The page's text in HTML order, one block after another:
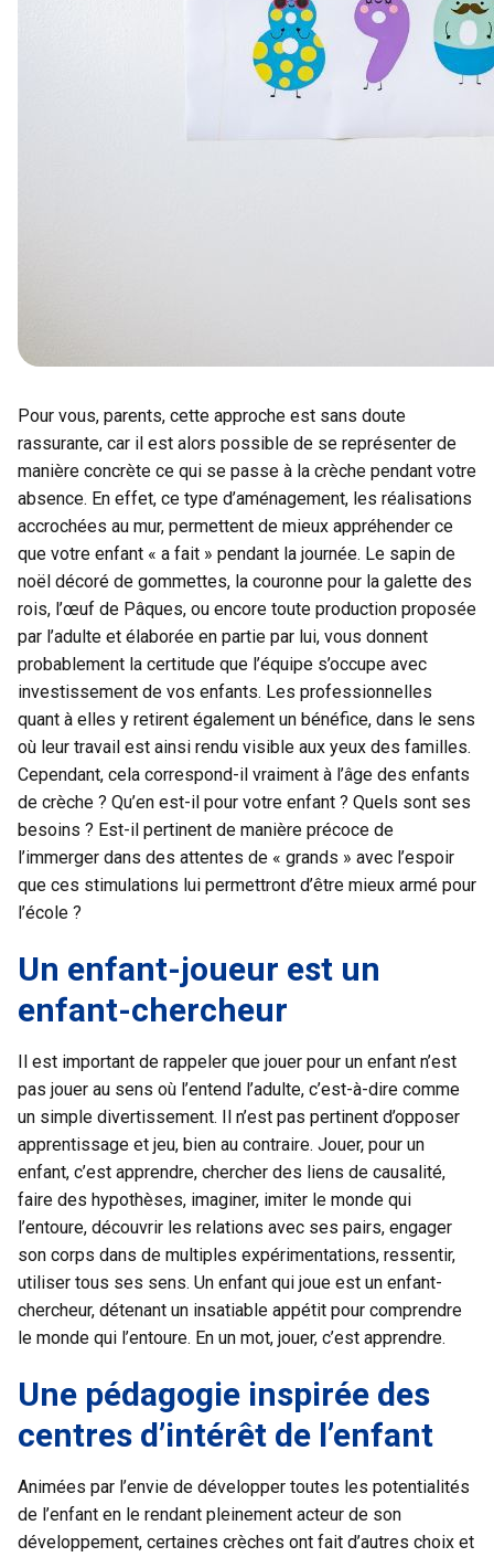
Pour vous, parents, cette approche est sans doute
rassurante, car il est alors possible de se représenter de
manière concrète ce qui se passe à la crèche pendant votre
absence. En effet, ce type d’aménagement, les réalisations
accrochées au mur, permettent de mieux appréhender ce
que votre enfant « a fait » pendant la journée. Le sapin de
noël décoré de gommettes, la couronne pour la galette des
rois, l’œuf de Pâques, ou encore toute production proposée
par l’adulte et élaborée en partie par lui, vous donnent
probablement la certitude que l’équipe s’occupe avec
investissement de vos enfants. Les professionnelles
quant à elles y retirent également un bénéfice, dans le sens
où leur travail est ainsi rendu visible aux yeux des familles.
Cependant, cela correspond-il vraiment à l’âge des enfants
de crèche ? Qu’en est-il pour votre enfant ? Quels sont ses
besoins ? Est-il pertinent de manière précoce de
l’immerger dans des attentes de « grands » avec l’espoir
que ces stimulations lui permettront d’être mieux armé pour
l’école ?
Un enfant-joueur est un
enfant-chercheur
Il est important de rappeler que jouer pour un enfant n’est
pas jouer au sens où l’entend l’adulte, c’est-à-dire comme
un simple divertissement. Il n’est pas pertinent d’opposer
apprentissage et jeu, bien au contraire. Jouer, pour un
enfant, c’est apprendre, chercher des liens de causalité,
faire des hypothèses, imaginer, imiter le monde qui
l’entoure, découvrir les relations avec ses pairs, engager
son corps dans de multiples expérimentations, ressentir,
utiliser tous ses sens. Un enfant qui joue est un enfant-
chercheur, détenant un insatiable appétit pour comprendre
le monde qui l’entoure. En un mot, jouer, c’est apprendre.
Une pédagogie inspirée des
centres d’intérêt de l’enfant
Animées par l’envie de développer toutes les potentialités
de l’enfant en le rendant pleinement acteur de son
développement, certaines crèches ont fait d’autres choix et